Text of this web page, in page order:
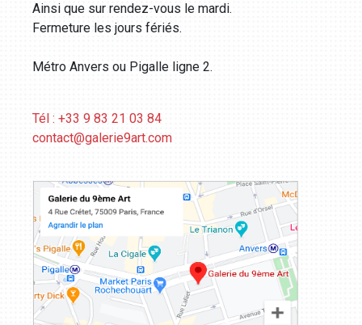
Ainsi que sur rendez-vous le mardi.
Fermeture les jours fériés.
Métro Anvers ou Pigalle ligne 2.
Tél : +33 9 83 21 03 84
contact@galerie9art.com